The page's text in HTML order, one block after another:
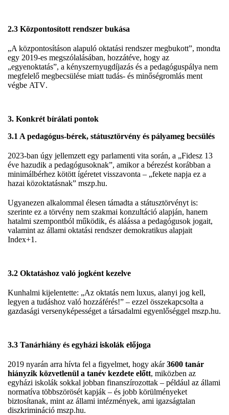
2.3 Központosított rendszer bukása
„A központosításon alapuló oktatási rendszer megbukott”, mondta
egy 2019-es megszólalásában, hozzátéve, hogy az
„egyenoktatás”, a kényszernyugdíjazás és a pedagóguspálya nem
megfelelő megbecsülése miatt tudás- és minőségromlás ment
végbe ATV.
3. Konkrét bírálati pontok
3.1 A pedagógus-bérek, státusztörvény és pályameg becsülés
2023-ban úgy jellemzett egy parlamenti vita során, a „Fidesz 13
éve hazudik a pedagógusoknak”, amikor a bérezést korábban a
minimálbérhez kötött ígéretet visszavonta – „fekete napja ez a
hazai közoktatásnak” mszp.hu.
Ugyanezen alkalommal élesen támadta a státusztörvényt is:
szerinte ez a törvény nem szakmai konzultáció alapján, hanem
hatalmi szempontból működik, és aláássa a pedagógusok jogait,
valamint az állami oktatási rendszer demokratikus alapjait
Index+1 .
3.2 Oktatáshoz való jogként kezelve
Kunhalmi kijelentette: „Az oktatás nem luxus, alanyi jog kell,
legyen a tudáshoz való hozzáférés!” – ezzel összekapcsolta a
gazdasági versenyképességet a társadalmi egyenlőséggel mszp.hu.
3.3 Tanárhiány és egyházi iskolák előjoga
2019 nyarán arra hívta fel a figyelmet, hogy akár3600 tanár
hiányzik közvetlenül a tanév kezdete előtt, miközben az
egyházi iskolák sokkal jobban finanszírozottak – például az állami
normatíva többszörösét kapják – és jobb körülményeket
biztosítanak, mint az állami intézmények, ami igazságtalan
diszkrimináció mszp.hu.